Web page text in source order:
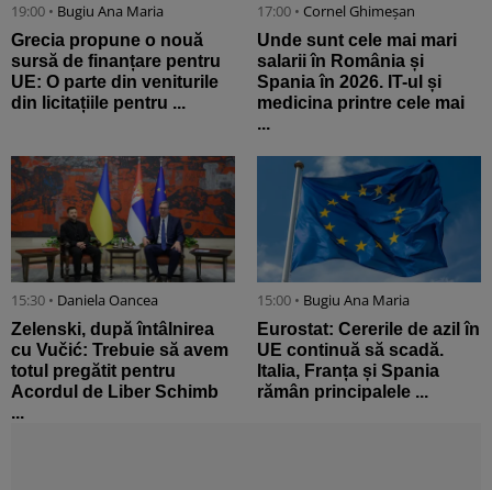
19:00 • Bugiu ⁠Ana Maria
Grecia propune o nouă
sursă de finanțare pentru
UE: O parte din veniturile
din licitațiile pentru ...
17:00 • Cornel Ghimeșan
Unde sunt cele mai mari
salarii în România și
Spania în 2026. IT-ul și
medicina printre cele mai
...
15:30 • Daniela Oancea
Zelenski, după întâlnirea
cu Vučić: Trebuie să avem
totul pregătit pentru
Acordul de Liber Schimb
...
15:00 • Bugiu ⁠Ana Maria
Eurostat: Cererile de azil în
UE continuă să scadă.
Italia, Franța și Spania
rămân principalele ...